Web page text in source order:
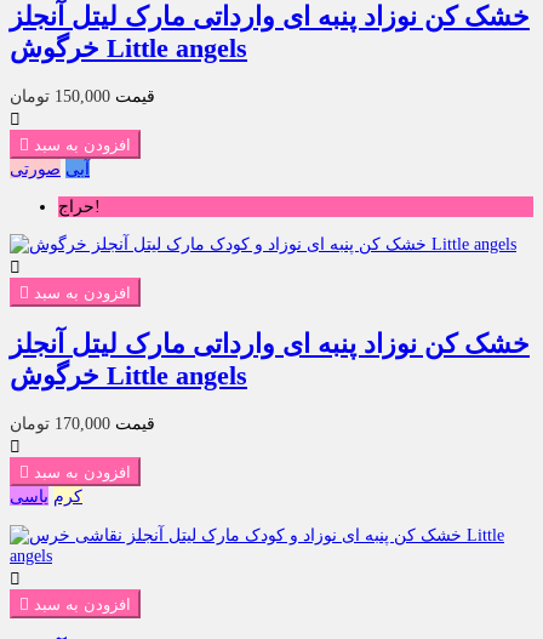
خشک کن نوزاد پنبه ای وارداتی مارک لیتل آنجلز
خرگوش Little angels
قیمت 150,000 تومان

 افزودن به سبد
آبی صورتی
حراج!

 افزودن به سبد
خشک کن نوزاد پنبه ای وارداتی مارک لیتل آنجلز
خرگوش Little angels
قیمت 170,000 تومان

 افزودن به سبد
کرم یاسی

 افزودن به سبد